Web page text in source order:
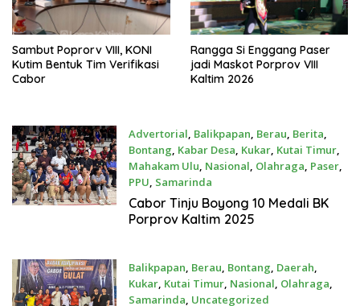
Sambut Poprorv VIII, KONI
Kutim Bentuk Tim Verifikasi
Cabor
Rangga Si Enggang Paser
jadi Maskot Porprov VIII
Kaltim 2026
Advertorial, Balikpapan, Berau, Berita,
Bontang, Kabar Desa, Kukar, Kutai Timur,
Mahakam Ulu, Nasional, Olahraga, Paser,
PPU, Samarinda
Desember 10, 2025
Cabor Tinju Boyong 10 Medali BK
Porprov Kaltim 2025
Balikpapan, Berau, Bontang, Daerah,
Kukar, Kutai Timur, Nasional, Olahraga,
Samarinda, Uncategorized